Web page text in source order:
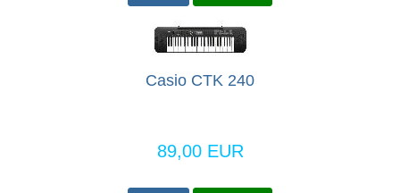
Casio CTK 240
89,00 EUR